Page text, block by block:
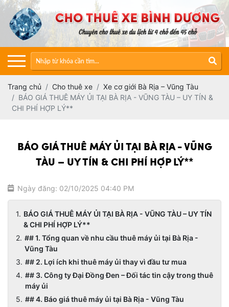
Trang chủ Cho thuê xe
Xe cơ giới Bà Rịa – Vũng Tàu
BÁO GIÁ THUÊ MÁY ỦI TẠI BÀ RỊA - VŨNG TÀU – UY TÍN &
CHI PHÍ HỢP LÝ**
BÁO GIÁ THUÊ MÁY ỦI TẠI BÀ RỊA - VŨNG
TÀU – UY TÍN & CHI PHÍ HỢP LÝ**
Ngày đăng: 02/10/2025 04:40 PM
BÁO GIÁ THUÊ MÁY ỦI TẠI BÀ RỊA - VŨNG TÀU – UY TÍN
& CHI PHÍ HỢP LÝ**
## 1. Tổng quan về nhu cầu thuê máy ủi tại Bà Rịa -
Vũng Tàu
## 2. Lợi ích khi thuê máy ủi thay vì đầu tư mua
## 3. Công ty Đại Đồng Đen – Đối tác tin cậy trong thuê
máy ủi
## 4. Báo giá thuê máy ủi tại Bà Rịa - Vũng Tàu